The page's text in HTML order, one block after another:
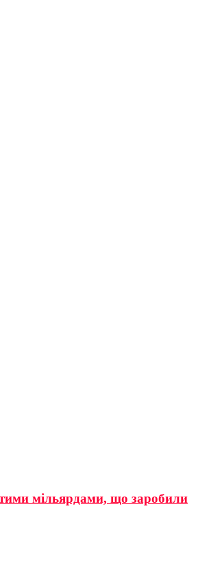
тими мільярдами, що заробили